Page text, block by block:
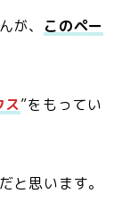
が、 このペー
”をもってい
と思います。